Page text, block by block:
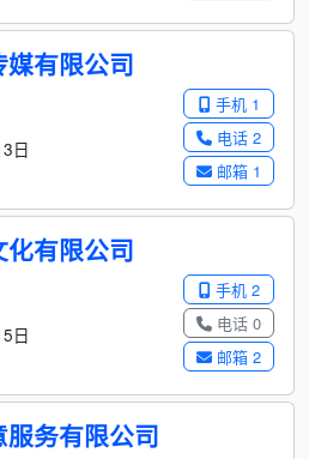
有限公司
手机 1
电话 2
邮箱 1
日
有限公司
手机 2
电话 0
邮箱 2
日
务有限公司